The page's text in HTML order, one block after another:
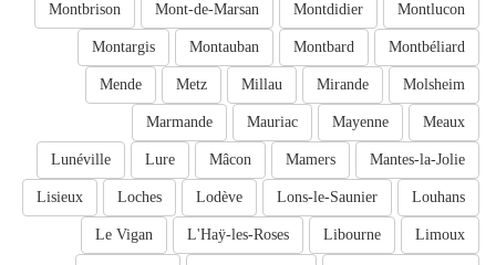
Montlucon
Montdidier
Mont-de-Marsan
Montbrison
Montbéliard
Montbard
Montauban
Montargis
Molsheim
Mirande
Millau
Metz
Mende
Meaux
Mayenne
Mauriac
Marmande
Mantes-la-Jolie
Mamers
Mâcon
Lure
Lunéville
Louhans
Lons-le-Saunier
Lodève
Loches
Lisieux
Limoux
Libourne
L'Haÿ-les-Roses
Le Vigan